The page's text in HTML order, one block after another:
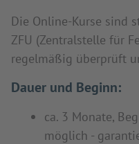
Die Online-Kurse sind
ZFU (Zentralstelle für
regelmäßig überprüft
Dauer und Beginn:
ca. 3 Monate,
möglich -